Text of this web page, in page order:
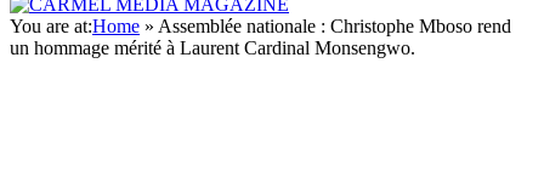
You are at:Home » Assemblée nationale : Christophe Mboso rend
un hommage mérité à Laurent Cardinal Monsengwo.